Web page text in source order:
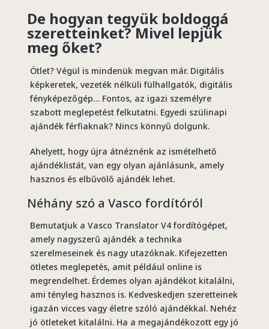
De hogyan tegyük boldoggá
szeretteinket? Mivel lepjük
meg őket?
Ötlet? Végül is mindenük megvan már. Digitális
képkeretek, vezeték nélküli fülhallgatók, digitális
fényképezőgép… Fontos, az igazi személyre
szabott meglepetést felkutatni. Egyedi szülinapi
ajándék férfiaknak? Nincs könnyű dolgunk.
Ahelyett, hogy újra átnéznénk az ismételhető
ajándéklistát, van egy olyan ajánlásunk, amely
hasznos és elbűvölő ajándék lehet.
Néhány szó a Vascofordítóról
Bemutatjuk a Vasco Translator V4 fordítógépet,
amely nagyszerű ajándék a technika
szerelmeseinek és nagy utazóknak. Kifejezetten
ötletes meglepetés, amit például online is
megrendelhet. Érdemes olyan ajándékot kitalálni,
ami tényleg hasznos is. Kedveskedjen szeretteinek
igazán vicces vagy életre szóló ajándékkal. Nehéz
jó ötleteket kitalálni. Ha a megajándékozott egy jó